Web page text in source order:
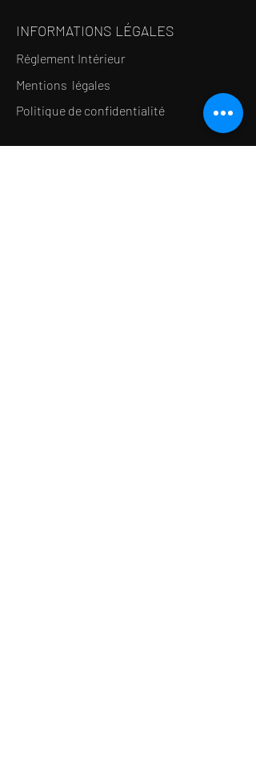
INFORMATIONS LÉGALES
Réglement Intérieur
Mentions légales
Politique de confidentialité